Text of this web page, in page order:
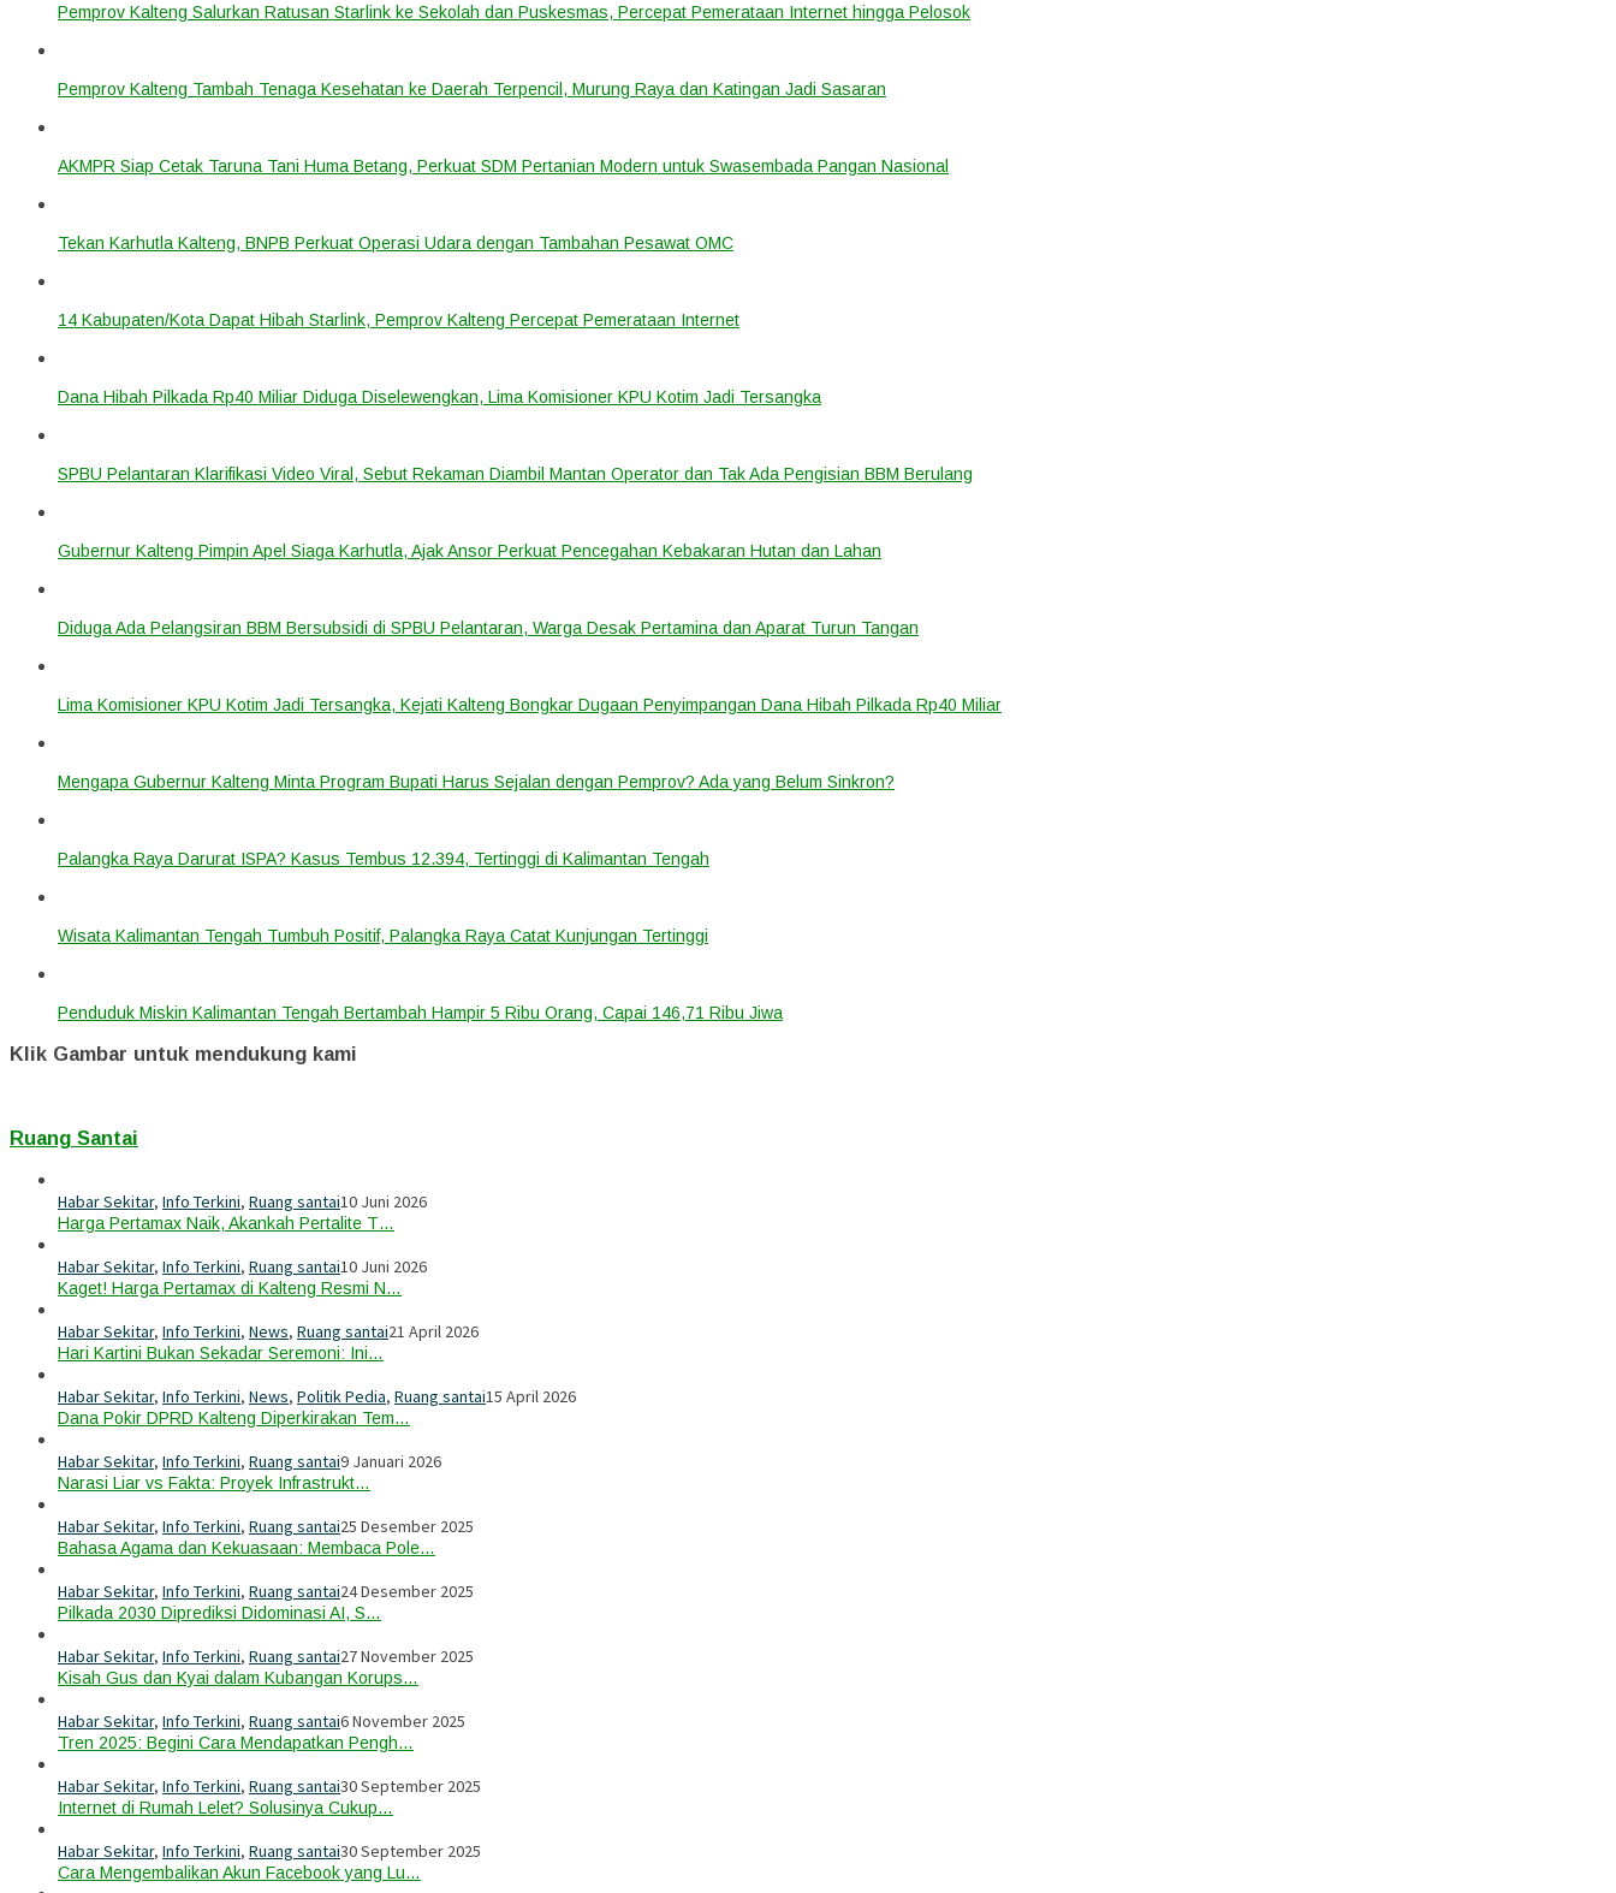
Pemprov Kalteng Salurkan Ratusan Starlink ke Sekolah dan Puskesmas, Percepat Pemerataan Internet hingga Pelosok
Pemprov Kalteng Tambah Tenaga Kesehatan ke Daerah Terpencil, Murung Raya dan Katingan Jadi Sasaran
AKMPR Siap Cetak Taruna Tani Huma Betang, Perkuat SDM Pertanian Modern untuk Swasembada Pangan Nasional
Tekan Karhutla Kalteng, BNPB Perkuat Operasi Udara dengan Tambahan Pesawat OMC
14 Kabupaten/Kota Dapat Hibah Starlink, Pemprov Kalteng Percepat Pemerataan Internet
Dana Hibah Pilkada Rp40 Miliar Diduga Diselewengkan, Lima Komisioner KPU Kotim Jadi Tersangka
SPBU Pelantaran Klarifikasi Video Viral, Sebut Rekaman Diambil Mantan Operator dan Tak Ada Pengisian BBM Berulang
Gubernur Kalteng Pimpin Apel Siaga Karhutla, Ajak Ansor Perkuat Pencegahan Kebakaran Hutan dan Lahan
Diduga Ada Pelangsiran BBM Bersubsidi di SPBU Pelantaran, Warga Desak Pertamina dan Aparat Turun Tangan
Lima Komisioner KPU Kotim Jadi Tersangka, Kejati Kalteng Bongkar Dugaan Penyimpangan Dana Hibah Pilkada Rp40 Miliar
Mengapa Gubernur Kalteng Minta Program Bupati Harus Sejalan dengan Pemprov? Ada yang Belum Sinkron?
Palangka Raya Darurat ISPA? Kasus Tembus 12.394, Tertinggi di Kalimantan Tengah
Wisata Kalimantan Tengah Tumbuh Positif, Palangka Raya Catat Kunjungan Tertinggi
Penduduk Miskin Kalimantan Tengah Bertambah Hampir 5 Ribu Orang, Capai 146,71 Ribu Jiwa
Klik Gambar untuk mendukung kami
Ruang Santai
Habar Sekitar, Info Terkini, Ruang santai10 Juni 2026
Harga Pertamax Naik, Akankah Pertalite T…
Habar Sekitar, Info Terkini, Ruang santai10 Juni 2026
Kaget! Harga Pertamax di Kalteng Resmi N…
Habar Sekitar, Info Terkini, News, Ruang santai21 April 2026
Hari Kartini Bukan Sekadar Seremoni: Ini…
Habar Sekitar, Info Terkini, News, Politik Pedia, Ruang santai15 April 2026
Dana Pokir DPRD Kalteng Diperkirakan Tem…
Habar Sekitar, Info Terkini, Ruang santai9 Januari 2026
Narasi Liar vs Fakta: Proyek Infrastrukt…
Habar Sekitar, Info Terkini, Ruang santai25 Desember 2025
Bahasa Agama dan Kekuasaan: Membaca Pole…
Habar Sekitar, Info Terkini, Ruang santai24 Desember 2025
Pilkada 2030 Diprediksi Didominasi AI, S…
Habar Sekitar, Info Terkini, Ruang santai27 November 2025
Kisah Gus dan Kyai dalam Kubangan Korups…
Habar Sekitar, Info Terkini, Ruang santai6 November 2025
Tren 2025: Begini Cara Mendapatkan Pengh…
Habar Sekitar, Info Terkini, Ruang santai30 September 2025
Internet di Rumah Lelet? Solusinya Cukup…
Habar Sekitar, Info Terkini, Ruang santai30 September 2025
Cara Mengembalikan Akun Facebook yang Lu…